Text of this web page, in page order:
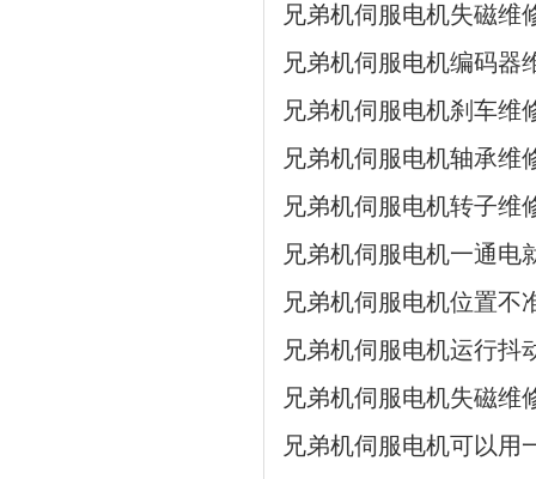
兄弟机伺服电机失磁维
兄弟机伺服电机编码器
兄弟机伺服电机刹车维
兄弟机伺服电机轴承维
兄弟机伺服电机转子维
兄弟机伺服电机一通电
兄弟机伺服电机位置不
兄弟机伺服电机运行抖
兄弟机伺服电机失磁维
兄弟机伺服电机可以用